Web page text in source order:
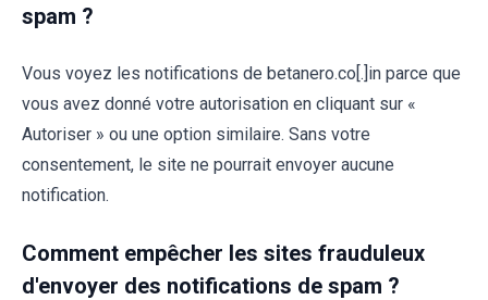
spam ?
Vous voyez les notifications de betanero.co[.]in parce que
vous avez donné votre autorisation en cliquant sur «
Autoriser » ou une option similaire. Sans votre
consentement, le site ne pourrait envoyer aucune
notification.
Comment empêcher les sites frauduleux
d'envoyer des notifications de spam ?